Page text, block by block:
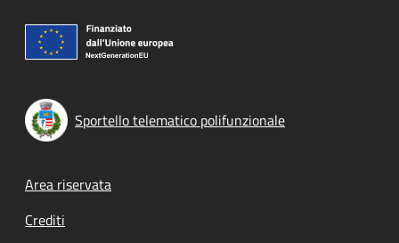
Sportello telematico polifunzionale
Footer menu
Area riservata
Crediti